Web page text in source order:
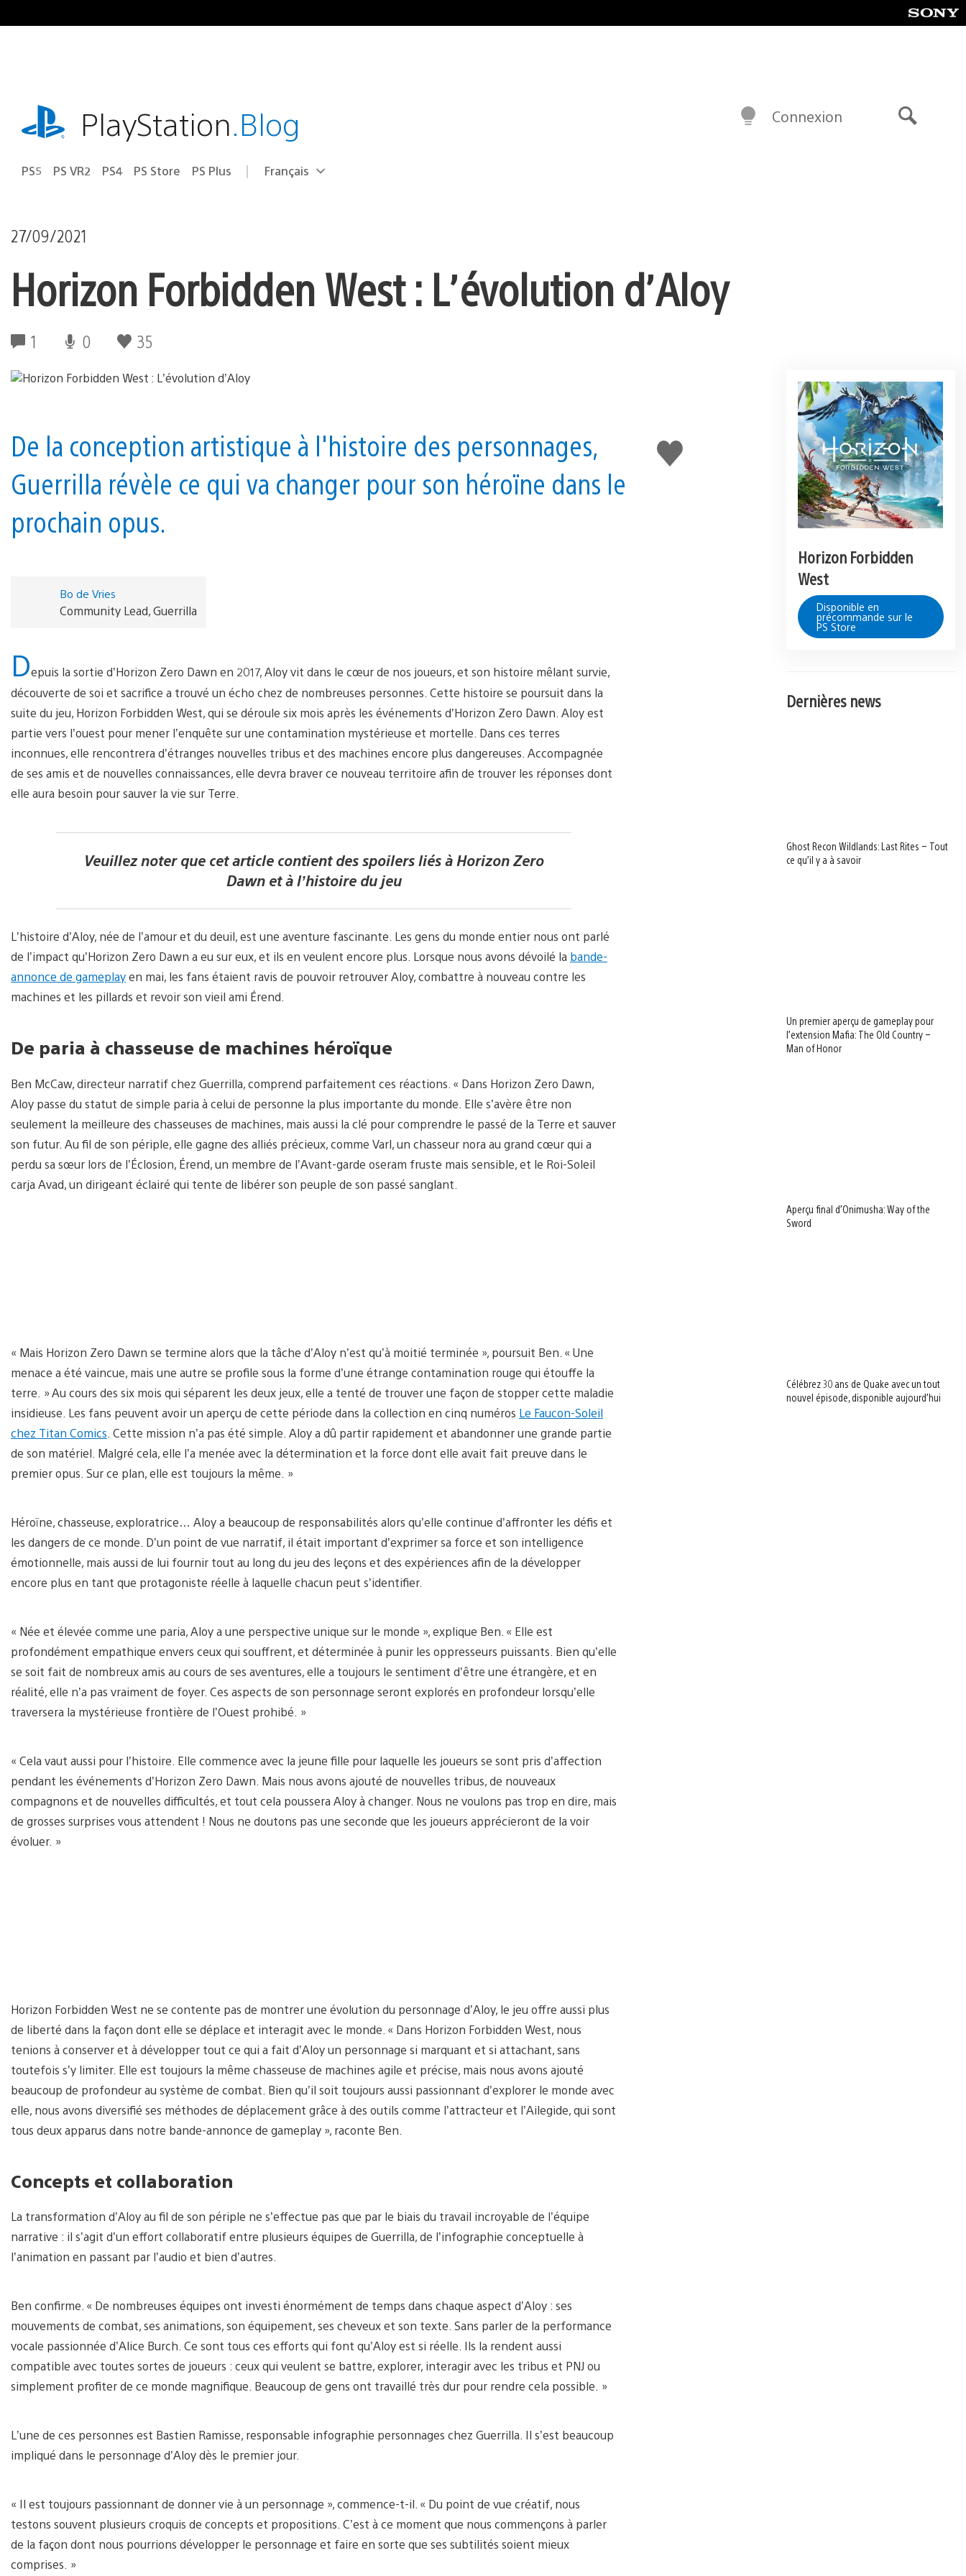
au
playstation.comPlayStation.Blog
PS5 PS VR2 PS4 PS Store PS Plus Choisir
Région
Français
Connexion
27/09/2021
Horizon Forbidden West : L’évolution d’Aloy
1 0 35
J'aime
De la conception artistique à l'histoire des personnages,
Guerrilla révèle ce qui va changer pour son héroïne dans le
prochain opus.
Bo de Vries
Community Lead, Guerrilla
Depuis la sortie d’Horizon Zero Dawn en 2017, Aloy vit dans le cœur de nos joueurs, et son histoire mêlant survie,
découverte de soi et sacrifice a trouvé un écho chez de nombreuses personnes. Cette histoire se poursuit dans la
suite du jeu, Horizon Forbidden West, qui se déroule six mois après les événements d’Horizon Zero Dawn. Aloy est
partie vers l’ouest pour mener l’enquête sur une contamination mystérieuse et mortelle. Dans ces terres
inconnues, elle rencontrera d’étranges nouvelles tribus et des machines encore plus dangereuses. Accompagnée
de ses amis et de nouvelles connaissances, elle devra braver ce nouveau territoire afin de trouver les réponses dont
elle aura besoin pour sauver la vie sur Terre.
Veuillez noter que cet article contient des spoilers liés à Horizon Zero
Dawn et à l’histoire du jeu
L’histoire d’Aloy, née de l’amour et du deuil, est une aventure fascinante. Les gens du monde entier nous ont parlé
de l’impact qu’Horizon Zero Dawn a eu sur eux, et ils en veulent encore plus. Lorsque nous avons dévoilé la bande-
annonce de gameplayen mai, les fans étaient ravis de pouvoir retrouver Aloy, combattre à nouveau contre les
machines et les pillards et revoir son vieil ami Érend.
De paria à chasseuse de machines héroïque
Ben McCaw, directeur narratif chez Guerrilla, comprend parfaitement ces réactions. « Dans Horizon Zero Dawn,
Aloy passe du statut de simple paria à celui de personne la plus importante du monde. Elle s’avère être non
seulement la meilleure des chasseuses de machines, mais aussi la clé pour comprendre le passé de la Terre et sauver
son futur. Au fil de son périple, elle gagne des alliés précieux, comme Varl, un chasseur nora au grand cœur qui a
perdu sa sœur lors de l’Éclosion, Érend, un membre de l’Avant-garde oseram fruste mais sensible, et le Roi-Soleil
carja Avad, un dirigeant éclairé qui tente de libérer son peuple de son passé sanglant.
« Mais Horizon Zero Dawn se termine alors que la tâche d’Aloy n’est qu’à moitié terminée », poursuit Ben. « Une
menace a été vaincue, mais une autre se profile sous la forme d’une étrange contamination rouge qui étouffe la
terre. » Au cours des six mois qui séparent les deux jeux, elle a tenté de trouver une façon de stopper cette maladie
insidieuse. Les fans peuvent avoir un aperçu de cette période dans la collection en cinq numéros Le Faucon-Soleil
chez Titan Comics . Cette mission n’a pas été simple. Aloy a dû partir rapidement et abandonner une grande partie
de son matériel. Malgré cela, elle l’a menée avec la détermination et la force dont elle avait fait preuve dans le
premier opus. Sur ce plan, elle est toujours la même. »
Héroïne, chasseuse, exploratrice… Aloy a beaucoup de responsabilités alors qu’elle continue d’affronter les défis et
les dangers de ce monde. D’un point de vue narratif, il était important d’exprimer sa force et son intelligence
émotionnelle, mais aussi de lui fournir tout au long du jeu des leçons et des expériences afin de la développer
encore plus en tant que protagoniste réelle à laquelle chacun peut s’identifier.
« Née et élevée comme une paria, Aloy a une perspective unique sur le monde », explique Ben. « Elle est
profondément empathique envers ceux qui souffrent, et déterminée à punir les oppresseurs puissants. Bien qu’elle
se soit fait de nombreux amis au cours de ses aventures, elle a toujours le sentiment d’être une étrangère, et en
réalité, elle n’a pas vraiment de foyer. Ces aspects de son personnage seront explorés en profondeur lorsqu’elle
traversera la mystérieuse frontière de l’Ouest prohibé. »
« Cela vaut aussi pour l’histoire. Elle commence avec la jeune fille pour laquelle les joueurs se sont pris d’affection
pendant les événements d’Horizon Zero Dawn. Mais nous avons ajouté de nouvelles tribus, de nouveaux
compagnons et de nouvelles difficultés, et tout cela poussera Aloy à changer. Nous ne voulons pas trop en dire, mais
de grosses surprises vous attendent ! Nous ne doutons pas une seconde que les joueurs apprécieront de la voir
évoluer. »
Horizon Forbidden West ne se contente pas de montrer une évolution du personnage d’Aloy, le jeu offre aussi plus
de liberté dans la façon dont elle se déplace et interagit avec le monde. « Dans Horizon Forbidden West, nous
tenions à conserver et à développer tout ce qui a fait d’Aloy un personnage si marquant et si attachant, sans
toutefois s’y limiter. Elle est toujours la même chasseuse de machines agile et précise, mais nous avons ajouté
beaucoup de profondeur au système de combat. Bien qu’il soit toujours aussi passionnant d’explorer le monde avec
elle, nous avons diversifié ses méthodes de déplacement grâce à des outils comme l’attracteur et l’Ailegide, qui sont
tous deux apparus dans notre bande-annonce de gameplay », raconte Ben.
Concepts et collaboration
La transformation d’Aloy au fil de son périple ne s’effectue pas que par le biais du travail incroyable de l’équipe
narrative : il s’agit d’un effort collaboratif entre plusieurs équipes de Guerrilla, de l’infographie conceptuelle à
l’animation en passant par l’audio et bien d’autres.
Ben confirme. « De nombreuses équipes ont investi énormément de temps dans chaque aspect d’Aloy : ses
mouvements de combat, ses animations, son équipement, ses cheveux et son texte. Sans parler de la performance
vocale passionnée d’Alice Burch. Ce sont tous ces efforts qui font qu’Aloy est si réelle. Ils la rendent aussi
compatible avec toutes sortes de joueurs : ceux qui veulent se battre, explorer, interagir avec les tribus et PNJ ou
simplement profiter de ce monde magnifique. Beaucoup de gens ont travaillé très dur pour rendre cela possible. »
L’une de ces personnes est Bastien Ramisse, responsable infographie personnages chez Guerrilla. Il s’est beaucoup
impliqué dans le personnage d’Aloy dès le premier jour.
« Il est toujours passionnant de donner vie à un personnage », commence-t-il. « Du point de vue créatif, nous
testons souvent plusieurs croquis de concepts et propositions. C’est à ce moment que nous commençons à parler
de la façon dont nous pourrions développer le personnage et faire en sorte que ses subtilités soient mieux
comprises. »
Horizon Forbidden
West
Disponible en
précommande sur le
PS Store
Dernières news
Ghost Recon Wildlands: Last Rites – Tout
ce qu’il y a à savoir
Un premier aperçu de gameplay pour
l’extension Mafia: The Old Country –
Man of Honor
Aperçu final d’Onimusha: Way of the
Sword
Célébrez 30 ans de Quake avec un tout
nouvel épisode, disponible aujourd’hui